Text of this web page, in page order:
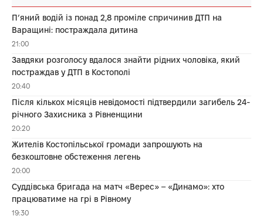
П’яний водій із понад 2,8 проміле спричинив ДТП на
Варащині: постраждала дитина
21:00
Завдяки розголосу вдалося знайти рідних чоловіка, який
постраждав у ДТП в Костополі
20:40
Після кількох місяців невідомості підтвердили загибель 24-
річного Захисника з Рівненщини
20:20
Жителів Костопільської громади запрошують на
безкоштовне обстеження легень
20:00
Суддівська бригада на матч «Верес» – «Динамо»: хто
працюватиме на грі в Рівному
19:30